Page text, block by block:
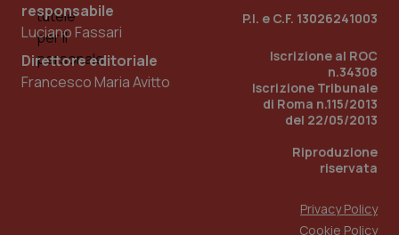
responsabile
Luciano Fassari
Direttore editoriale
Francesco Maria Avitto
P.I. e C.F. 13026241003
Iscrizione al ROC
n.34308
Iscrizione Tribunale
di Roma n.115/2013
del 22/05/2013
Riproduzione
riservata
Privacy Policy
Cookie Policy
.quotidianosanita.it